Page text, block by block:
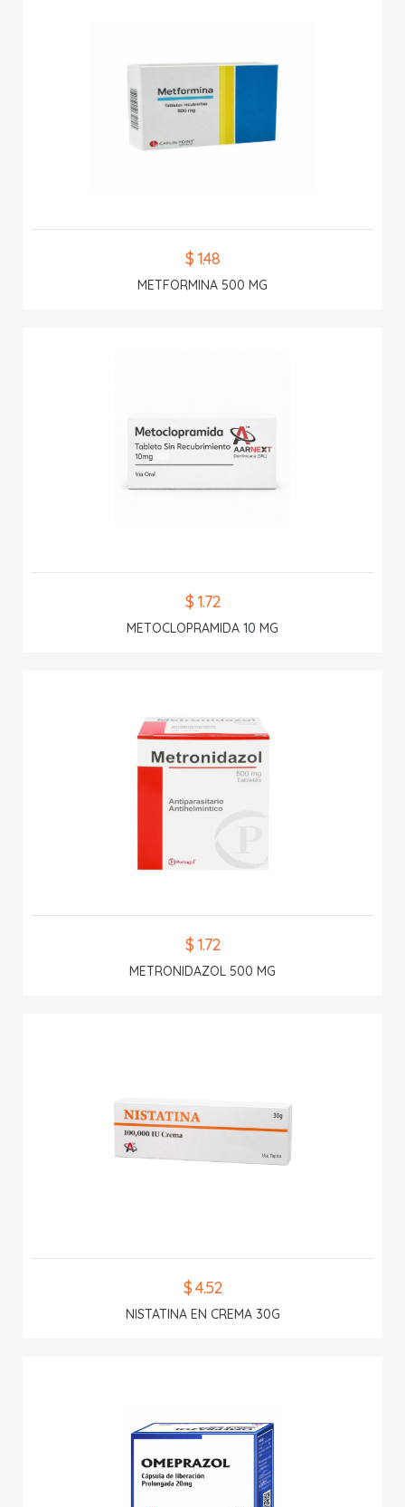
$ 1.48
METFORMINA 500 MG
$ 1.72
METOCLOPRAMIDA 10 MG
$ 1.72
METRONIDAZOL 500 MG
$ 4.52
NISTATINA EN CREMA 30G